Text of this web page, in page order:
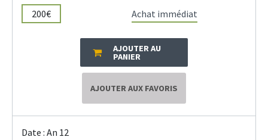
200€ Achat immédiat
AJOUTER AU
PANIER
AJOUTER AUX FAVORIS
Date : An 12